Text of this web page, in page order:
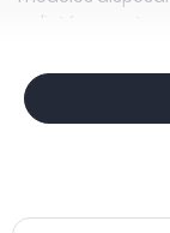
qu'intéressant.
Ainsi, retrouvez
ducinewhoop /
Sector 5), mais
moteurs et bien
slogan le dit si